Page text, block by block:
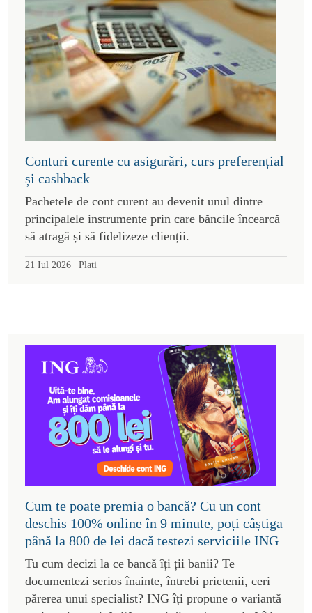
Conturi curente cu asigurări, curs preferențial
și cashback
Pachetele de cont curent au devenit unul dintre
principalele instrumente prin care băncile încearcă
să atragă și să fidelizeze clienții.
21 Iul 2026 | Plati
Cum te poate premia o bancă? Cu un cont
deschis 100% online în 9 minute, poți câștiga
până la 800 de lei dacă testezi serviciile ING
Tu cum decizi la ce bancă îți ții banii? Te
documentezi serios înainte, întrebi prietenii, ceri
părerea unui specialist? ING îți propune o variantă